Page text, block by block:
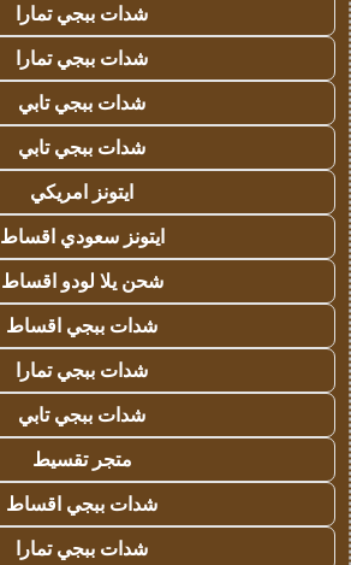
شدات ببجي تمارا
شدات ببجي تمارا
شدات ببجي تابي
شدات ببجي تابي
ايتونز امريكي
ايتونز سعودي اقساط
شحن يلا لودو اقساط
شدات ببجي اقساط
شدات ببجي تمارا
شدات ببجي تابي
متجر تقسيط
شدات ببجي اقساط
شدات ببجي تمارا